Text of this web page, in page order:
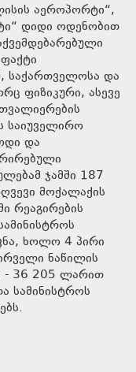
აეროპორტი“,
დიდი ოდენობით
საქართველოსა და
ფიზიკური, ასევე
საიუველირო
და
ჯამში 187
მოქალაქის
რეაგირების
ხოლო 4 პირი
ნაწილის
- 36 205 ლარით
სამინისტროს